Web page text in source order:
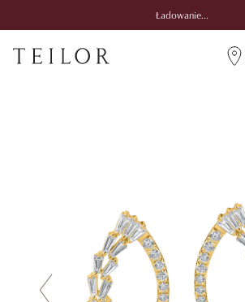
Ładowanie...